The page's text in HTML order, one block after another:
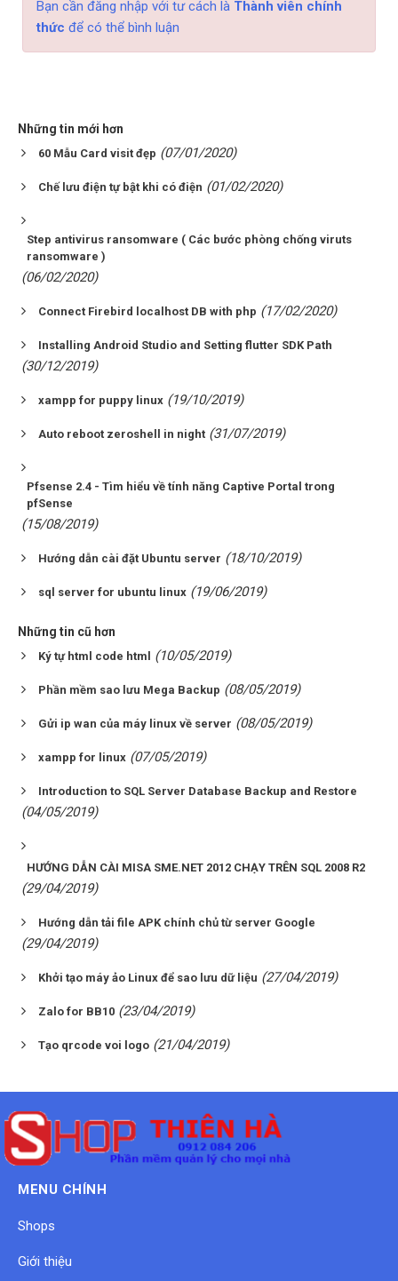
Bạn cần đăng nhập với tư cách là Thành viên chính
thức để có thể bình luận
Những tin mới hơn
60 Mẫu Card visit đẹp (07/01/2020)
Chế lưu điện tự bật khi có điện (01/02/2020)
Step antivirus ransomware ( Các bước phòng chống viruts
ransomware )
(06/02/2020)
Connect Firebird localhost DB with php (17/02/2020)
Installing Android Studio and Setting flutter SDK Path
(30/12/2019)
xampp for puppy linux (19/10/2019)
Auto reboot zeroshell in night (31/07/2019)
Pfsense 2.4 - Tìm hiểu về tính năng Captive Portal trong
pfSense
(15/08/2019)
Hướng dẫn cài đặt Ubuntu server (18/10/2019)
sql server for ubuntu linux (19/06/2019)
Những tin cũ hơn
Ký tự html code html (10/05/2019)
Phần mềm sao lưu Mega Backup (08/05/2019)
Gửi ip wan của máy linux về server (08/05/2019)
xampp for linux (07/05/2019)
Introduction to SQL Server Database Backup and Restore
(04/05/2019)
HƯỚNG DẪN CÀI MISA SME.NET 2012 CHẠY TRÊN SQL 2008 R2
(29/04/2019)
Hướng dẫn tải file APK chính chủ từ server Google
(29/04/2019)
Khởi tạo máy ảo Linux để sao lưu dữ liệu (27/04/2019)
Zalo for BB10 (23/04/2019)
Tạo qrcode voi logo (21/04/2019)
MENU CHÍNH
Shops
Giới thiệu